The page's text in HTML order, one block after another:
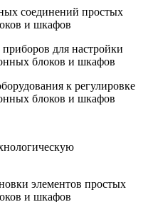
соединений простых
и шкафов
для настройки
блоков и шкафов
к регулировке
блоков и шкафов
элементов простых
и шкафов